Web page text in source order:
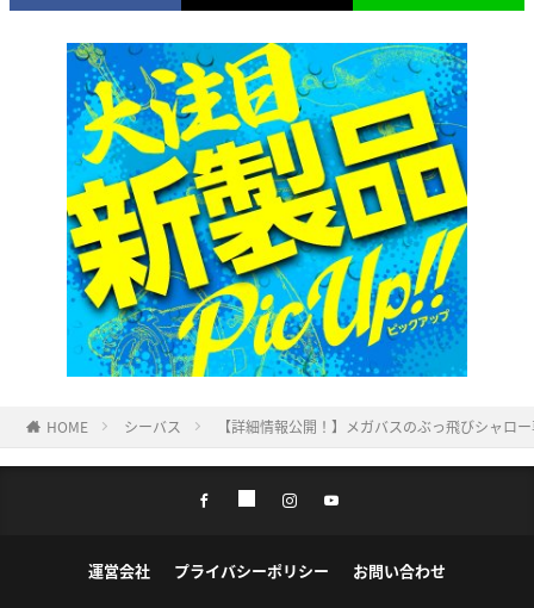
HOME シーバス 【詳細情報公開！】メガバスのぶっ飛びシャロ
運営会社 プライバシーポリシー お問い合わせ